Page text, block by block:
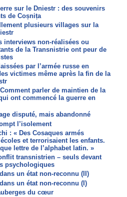
sur le Dniestr : des souvenirs
de Coșnița
plusieurs villages sur la
interviews non-réalisées ou
de la Transnistrie ont peur de
par l’armée russe en
victimes même après la fin de la
parler de maintien de la
ont commencé la guerre en
disputé, mais abandonné
l’isolement
: « Des Cosaques armés
et terrorisaient les enfants.
lettre de l’alphabet latin. »
transnistrien – seuls devant
psychologiques
un état non-reconnu (II)
un état non-reconnu (I)
du cœur